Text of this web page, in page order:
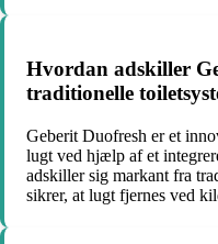
Hvordan adskiller
traditionelle
Geberit Duofresh er et
lugt ved hjælp af et
adskiller sig markant fra
sikrer, at lugt fjernes ved